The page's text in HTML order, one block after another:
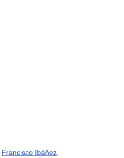
Francisco Ibáñez